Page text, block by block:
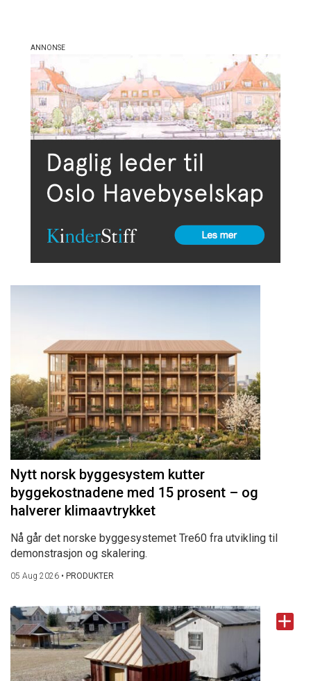
Nytt norsk byggesystem kutter
byggekostnadene med 15 prosent – og
halverer klimaavtrykket
Nå går det norske byggesystemet Tre60 fra utvikling til
demonstrasjon og skalering.
05 Aug 2026 • PRODUKTER